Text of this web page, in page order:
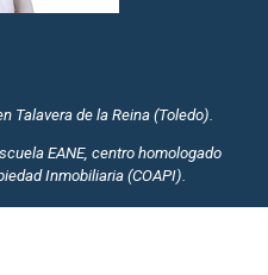
Talavera de la Reina (Toledo).
EANE, centro homologado
Inmobiliaria (COAPI).